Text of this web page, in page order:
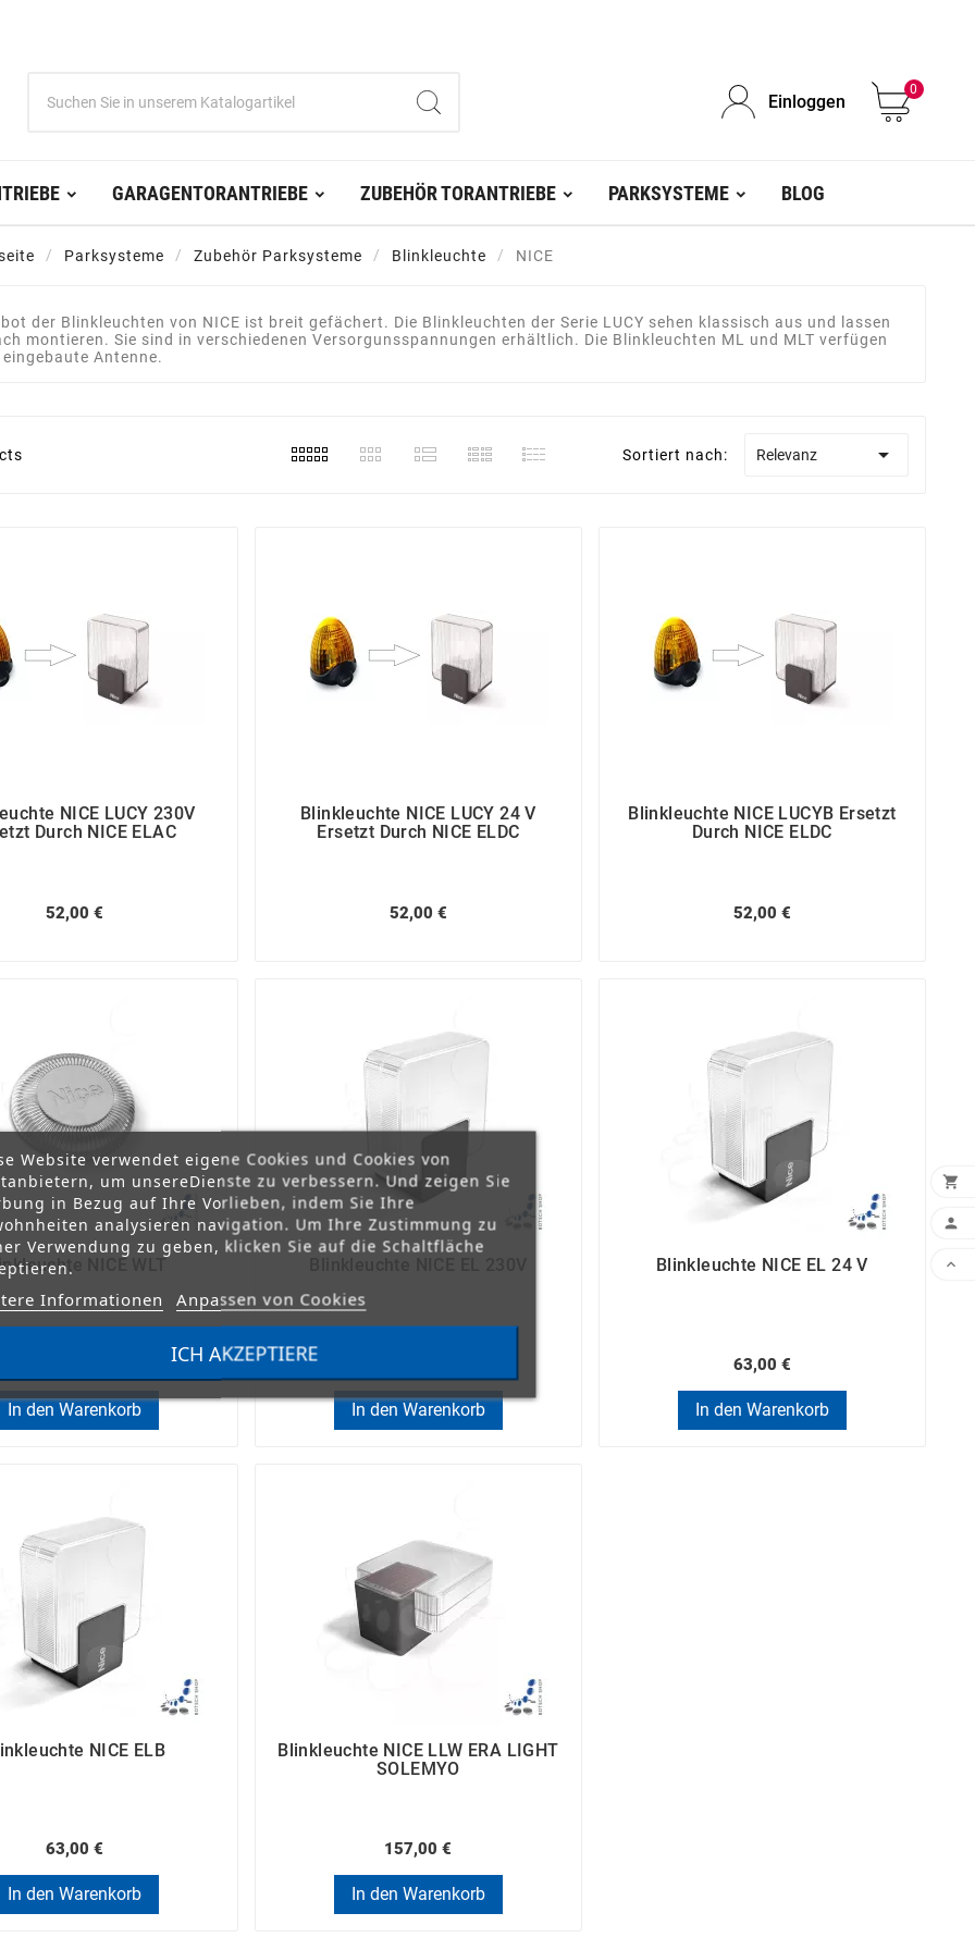
Einloggen
0
GARAGENTORANTRIEBE ZUBEHÖR TORANTRIEBE PARKSYSTEME BLOG
Parksysteme Zubehör Parksysteme Blinkleuchte NICE
der Blinkleuchten von NICE ist breit gefächert. Die Blinkleuchten der Serie LUCY sehen klassisch aus und lassen
montieren. Sie sind in verschiedenen Versorgunsspannungen erhältlich. Die Blinkleuchten ML und MLT verfügen
Antenne.
Sortiert nach: Relevanz 
NICE LUCY 230V
Durch NICE ELAC
52,00 €
Blinkleuchte NICE LUCY 24 V
Ersetzt Durch NICE ELDC
52,00 €
Blinkleuchte NICE LUCYB Ersetzt
Durch NICE ELDC
52,00 €
NICE WLT
In den Warenkorb In den Warenkorb
Blinkleuchte NICE EL 24 V
63,00 €
In den Warenkorb
NICE ELB
63,00 €
In den Warenkorb
Blinkleuchte NICE LLW ERA LIGHT
SOLEMYO
157,00 €
In den Warenkorb
Website verwendet eigene Cookies und Cookies von
um unsereDienste zu verbessern. Und zeigen Sie
in Bezug auf Ihre Vorlieben, indem Sie Ihre
analysieren navigation. Um Ihre Zustimmung zu
Verwendung zu geben, klicken Sie auf die Schaltfläche
Informationen Anpassen von Cookies
ICH AKZEPTIERE


